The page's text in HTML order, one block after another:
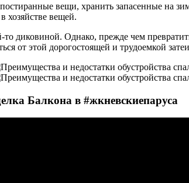
вещи, хранить запасенные на
хозяйстве вещей.
то диковиной. Однако, прежде чем
от этой дорогостоящей и трудоемкой
Балкона в #жкневскиепаруса